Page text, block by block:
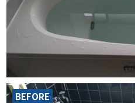
BEFORE